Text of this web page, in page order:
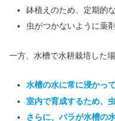
鉢植えのため、定期的
虫がつかないように薬
一方、水槽で水耕栽培した
水槽の水に常に浸かっ
室内で育成するため、
さらに、バラが水槽の